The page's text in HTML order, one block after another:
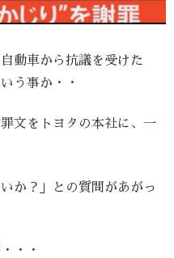
動車から抗議を受けた
う事か・・
文をトヨタの本社に、一
か？」との質問があがっ
・・